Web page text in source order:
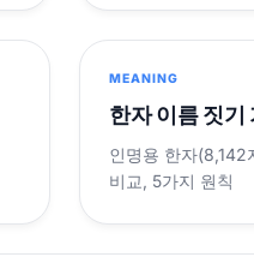
MEANING
한자 이름 짓기
인명용 한자(8,142
비교, 5가지 원칙